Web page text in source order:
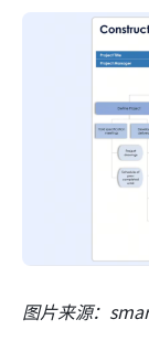
图片来源：